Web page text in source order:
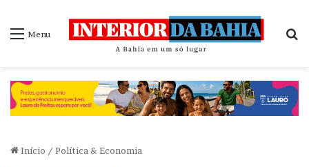
Menu
Início / Política & Economia